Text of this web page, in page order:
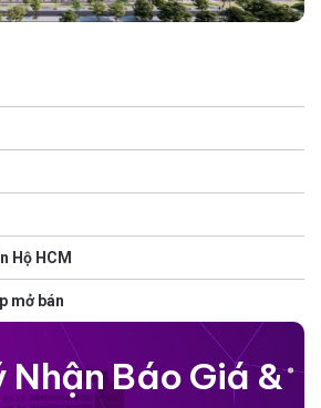
Hộ HCM
mở bán
Nhận Báo Giá &